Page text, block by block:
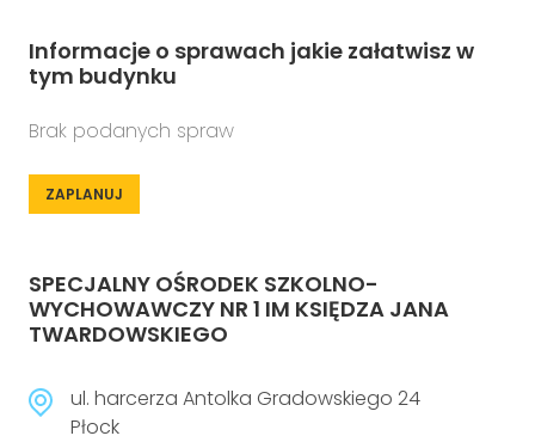
Informacje o sprawach jakie załatwisz w
tym budynku
Brak podanych spraw
ZAPLANUJ
SPECJALNY OŚRODEK SZKOLNO-
WYCHOWAWCZY NR 1 IM KSIĘDZA JANA
TWARDOWSKIEGO
ul. harcerza Antolka Gradowskiego 24
Płock